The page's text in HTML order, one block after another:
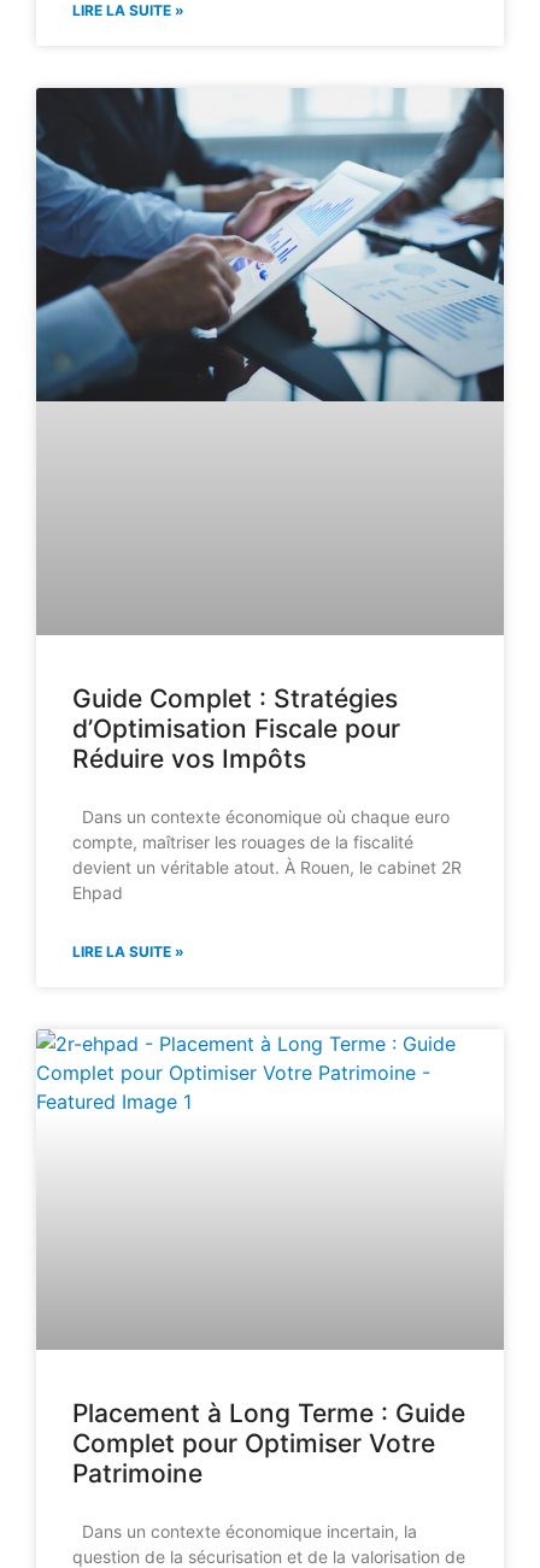
LIRE LA SUITE »
Guide Complet : Stratégies
d’Optimisation Fiscale pour
Réduire vos Impôts
Dans un contexte économique où chaque euro
compte, maîtriser les rouages de la fiscalité
devient un véritable atout. À Rouen, le cabinet 2R
Ehpad
LIRE LA SUITE »
Placement à Long Terme : Guide
Complet pour Optimiser Votre
Patrimoine
Dans un contexte économique incertain, la
question de la sécurisation et de la valorisation de